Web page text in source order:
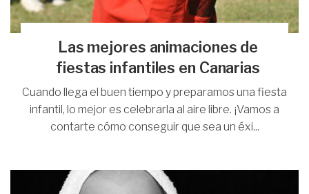
Las mejores animaciones de
fiestas infantiles en Canarias
Cuando llega el buen tiempo y preparamos una fiesta
infantil, lo mejor es celebrarla al aire libre. ¡Vamos a
contarte cómo conseguir que sea un éxi...